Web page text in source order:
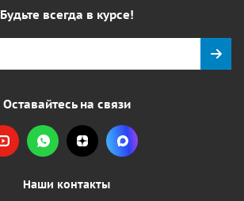
Будьте всегда в курсе!
Оставайтесь на связи
Наши контакты